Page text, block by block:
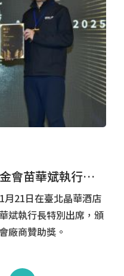
2025臺北設計獎 育秀基金會苗華斌執行長頒發廠商贊助獎
月21日在臺北晶華酒店
斌執行長特別出席，頒
廠商贊助獎。